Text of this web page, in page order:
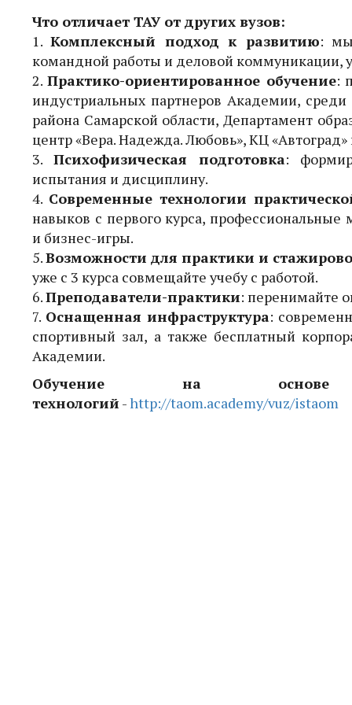
Что отличает ТАУ от других вузов:
1.Комплексный подход к развитию:
командной работы и деловой коммуникации,
2.Практико-ориентированное обучение:
индустриальных партнеров Академии,
района Самарской области, Департамент
центр «Вера. Надежда. Любовь», КЦ
3. Психофизическая подготовка:
испытания и дисциплину.
4. Современные технологии
навыков с первого курса, профессиональные
и бизнес-игры.
5.Возможности для практики и
уже с 3 курса совмещайте учебу с работой.
6.Преподаватели-практики: перенимайте
7. Оснащенная инфраструктура:
спортивный зал, а также бесплатный
Академии.
Обучение на основе
технологий -http://taom.academy/vuz/istaom